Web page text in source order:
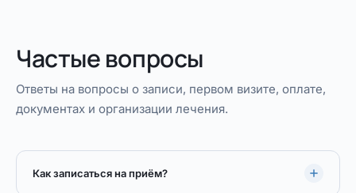
Частые вопросы
Ответы на вопросы о записи, первом визите, оплате,
документах и организации лечения.
Как записаться на приём?